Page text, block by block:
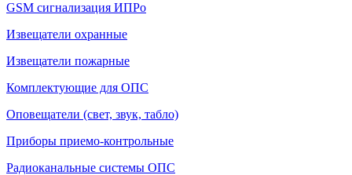
GSM сигнализация ИПРо
Извещатели охранные
Извещатели пожарные
Комплектующие для ОПС
Оповещатели (свет, звук, табло)
Приборы приемо-контрольные
Радиоканальные системы ОПС